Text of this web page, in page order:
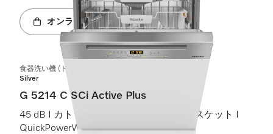
オンラインショップへ
食器洗い機 (ドア材取付専用タイプ)
Silver
G 5214 C SCi Active Plus
45 dB I カトラリートレイ I Comfort Cバスケット I
QuickPowerWash I AutoOpen